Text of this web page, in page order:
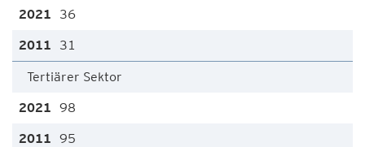
36
31
Tertiärer Sektor
98
95